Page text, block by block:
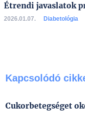
Étrendi javaslatok
2026.01.07. Diabetológia
Kapcsolódó
Cukorbetegséget